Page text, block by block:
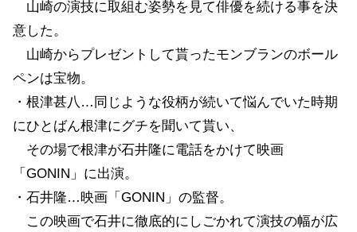
山崎の演技に取組む姿勢を見て俳優を続ける事を決
意した。
山崎からプレゼントして貰ったモンブランのボール
ペンは宝物。
・根津甚八…同じような役柄が続いて悩んでいた時期
にひとばん根津にグチを聞いて貰い、
その場で根津が石井隆に電話をかけて映画
「GONIN」に出演。
・石井隆…映画「GONIN」の監督。
この映画で石井に徹底的にしごかれて演技の幅が広